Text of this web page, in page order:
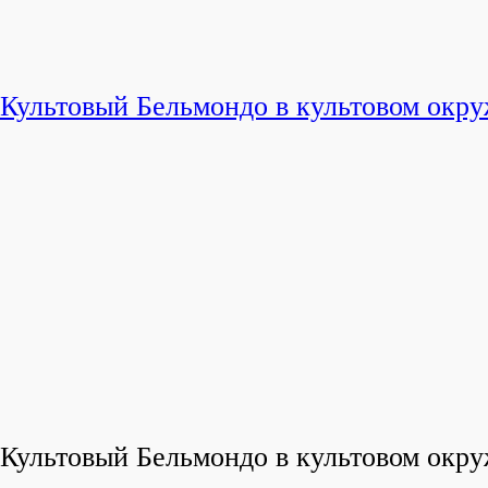
Культовый Бельмондо в культовом
Культовый Бельмондо в культовом